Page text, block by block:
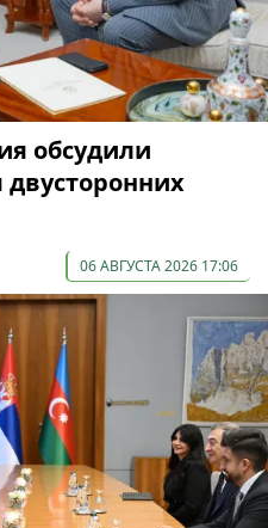
обсудили
06 АВГУСТА 2026 17:06